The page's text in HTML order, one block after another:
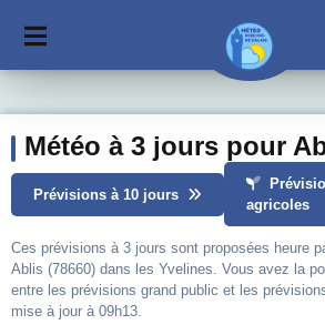
Météo à 3 jours pour
Prévisions à 10 jours
agricoles
Ces prévisions à 3 jours sont proposées heure
Ablis (78660) dans les Yvelines. Vous avez la
entre les prévisions grand public et les
mise à jour à 09h13.